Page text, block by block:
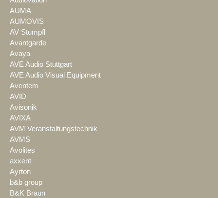
AUMA
AUMOVIS
AV Stumpfl
Avantgarde
Avaya
AVE Audio Stuttgart
AVE Audio Visual Equipment
Aventem
AVID
Avisonik
AVIXA
AVM Veranstaltungstechnik
AVMS
Avolites
axxent
Ayrton
b&b group
B&K Braun